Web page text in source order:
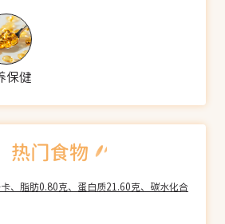
保健
、脂肪0.80克、蛋白质21.60克、碳水化合